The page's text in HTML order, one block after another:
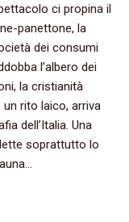
ci propina il
panettone, la
dei consumi
l’albero dei
la cristianità
un rito laico, arriva
dell’Italia. Una
soprattutto lo